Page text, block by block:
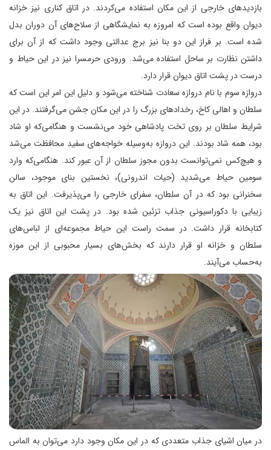
بازدیدهای خارجی از این مکان استفاده می‌کردند. در اتاق کناری نیز خزانه
دیوان واقع بوده است که امروزه به نمایشگاهی از سلاح‌های آن دوران بدل
شده است. بر فراز این دو بنا نیز برج عدالتی وجود داشت که از آن برای
داشتن نظارت بر ساحل استفاده می‌شد. ورودی حرمسرا نیز در این حیاط و
درست در پشت اتاق دیوان قرار دارد.
دروازه سوم با نام دروازه سعادت شناخته می‌شود و دلیل این امر این است که
سلطان و اهالی کاخ، رخدادهای بزرگ را در این مکان جشن می‌گرفتند. در این
شرایط سلطان بر روی تخت پادشاهی خود می‌نشست و هنگامی‌که او شاد
بود، همه شاد بودند. این دروازه به‌وسیله خواجه‌های سفید محافظت می‌شد
و هیچ‌کس نمی‌توانست بدون مجوز سلطان از آن عبور کند. هنگامی‌که وارد
سومین حیاط می‌شدید (حیات اندرونی)، نخستین بنای موجود، سالن
سخنرانی بود که در آن سلطان، سفرای خارجی را می‌پذیرفت. این اتاق به
زیبایی با دکوراسیونی جذاب تزئین شده بود. در پشت این اتاق نیز یک
کتابخانه قرار داشت. در سمت راست این حیاط مجموعه‌ای از لباس‌های
سلطان و خزانه او قرار دارند که بخش‌های بسیار محبوبی از این موزه
به‌حساب می‌آیند.
در میان اشیای جذاب متعددی که در این مکان وجود دارد می‌توان به الماس